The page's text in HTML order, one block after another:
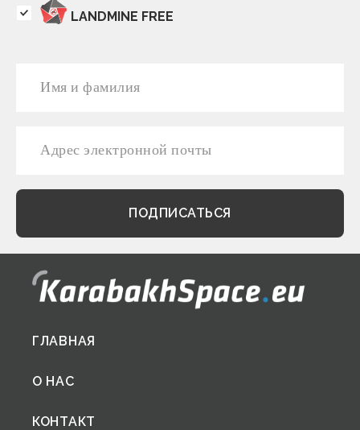
LANDMINE FREE
Footer
menu
ГЛАВНАЯ
О НАС
КОНТАКТ